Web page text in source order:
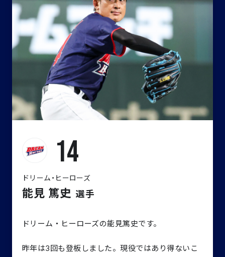
14
ドリーム・ヒーローズ
能見 篤史 選手
ドリーム・ヒーローズの能見篤史です。
昨年は3回も登板しました。現役ではあり得ないこ